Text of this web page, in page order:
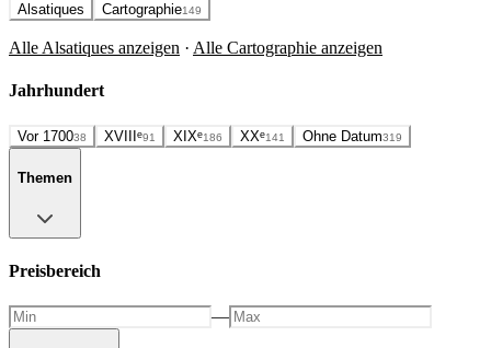
Alsatiques Cartographie149
Alle Alsatiques anzeigen · Alle Cartographie anzeigen
Jahrhundert
Vor 170038 XVIIIᵉ91 XIXᵉ186 XXᵉ141 Ohne Datum319
Themen
Preisbereich
—